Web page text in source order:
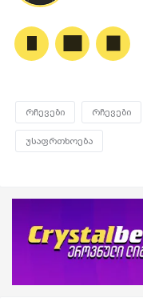
რჩევები რჩევები
უსაფრთხოება